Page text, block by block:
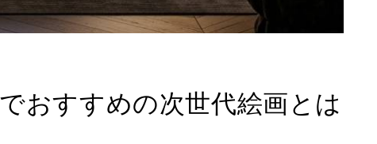
おすすめの次世代絵画とは